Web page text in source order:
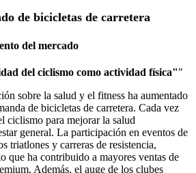
de bicicletas de carretera
del mercado
del ciclismo como actividad física""
sobre la salud y el fitness ha aumentado
de bicicletas de carretera. Cada vez
ciclismo para mejorar la salud
general. La participación en eventos de
triatlones y carreras de resistencia,
que ha contribuido a mayores ventas de
Además, el auge de los clubes